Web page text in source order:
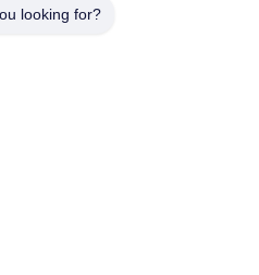
looking for?